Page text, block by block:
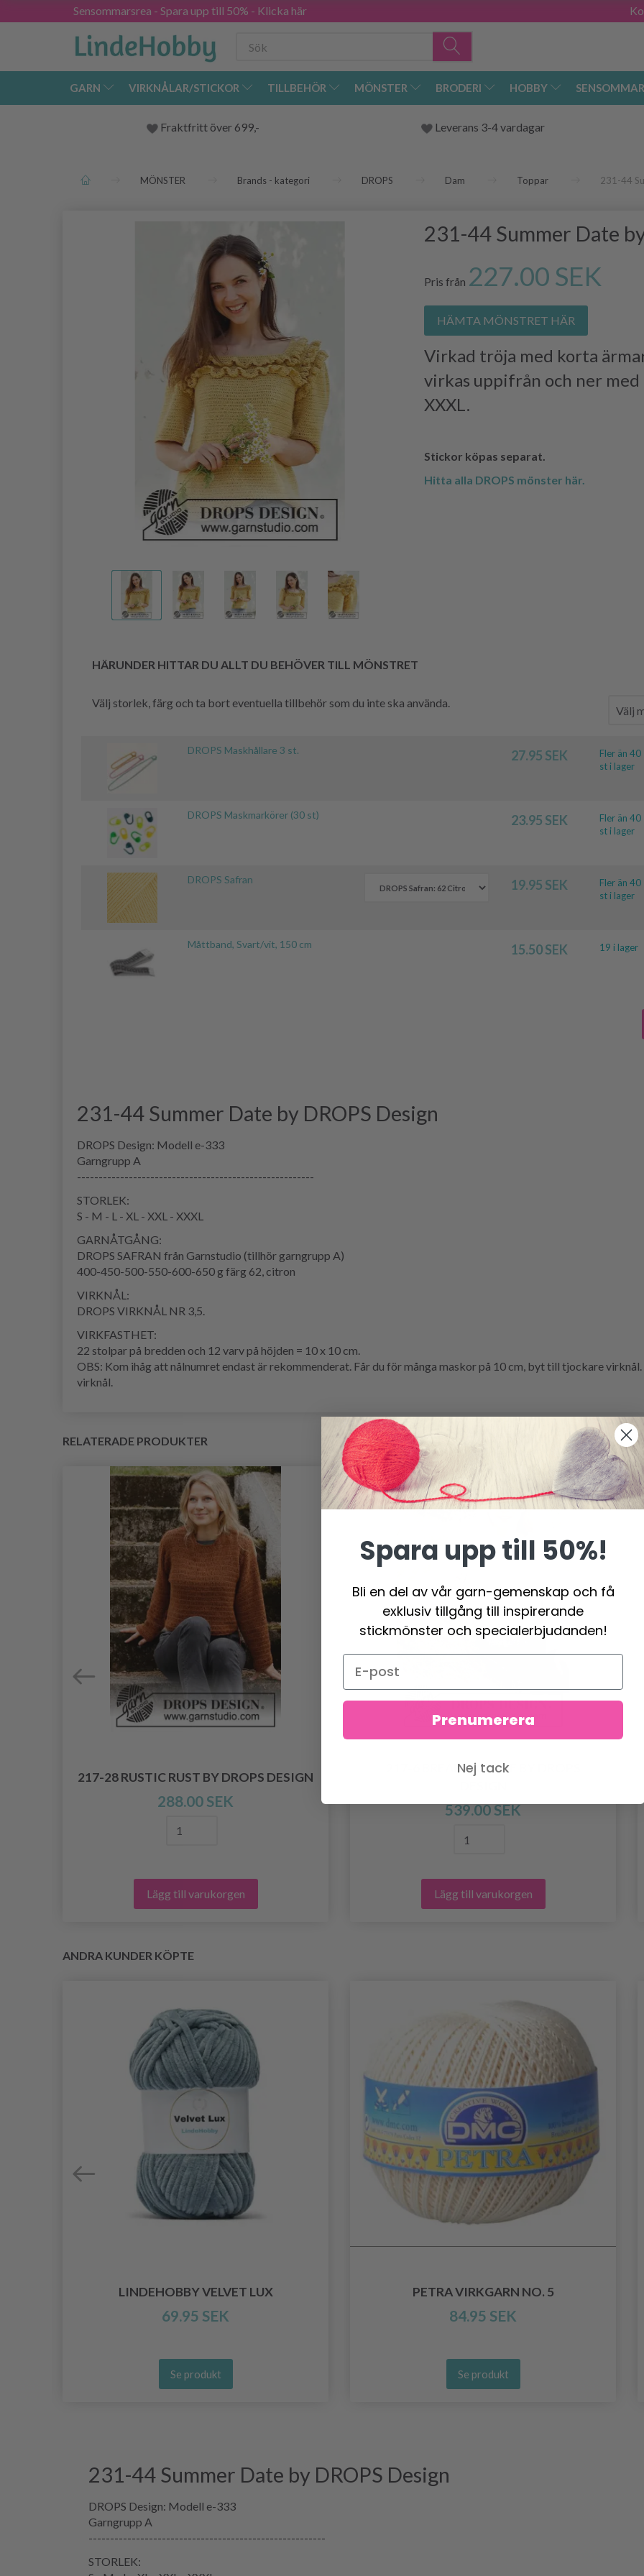
Sensommarsrea - Spara upp till 50% - Klicka här
GARN VIRKNÅLAR/STICKOR TILLBEHÖR MÖNSTER BRODERI HOBBY
Fraktfritt över 699,- Leverans 3-4 vardagar
MÖNSTER Brands - kategori DROPS Dam Toppar 231-44
231-44 Summer Date
Pris från 227.00 SEK
HÄMTA MÖNSTRET HÄR
Virkad tröja med korta
virkas uppifrån och ner med
XXXL.
Stickor köpas separat.
Hitta alla DROPS mönster här.
HÄRUNDER HITTAR DU ALLT DU BEHÖVER TILL MÖNSTRET
Välj storlek, färg och ta bort eventuella tillbehör som du inte ska använda.
DROPS Maskhållare 3 st. 27.95 SEK
Fler än 40
st i lager
DROPS Maskmarkörer (30 st) 23.95 SEK
Fler än 40
st i lager
DROPS Safran 19.95 SEK
Fler än 40
st i lager
Måttband, Svart/vit, 150 cm 15.50 SEK 19 i lager
231-44 Summer Date by DROPS Design
DROPS Design: Modell e-333
Garngrupp A
-------------------------------------------------------
STORLEK:
S - M - L - XL - XXL - XXXL
GARNÅTGÅNG:
DROPS SAFRAN från Garnstudio (tillhör garngrupp A)
400-450-500-550-600-650 g färg 62, citron
VIRKNÅL:
DROPS VIRKNÅL NR 3,5.
VIRKFASTHET:
22 stolpar på bredden och 12 varv på höjden = 10 x 10 cm.
OBS: Kom ihåg att nålnumret endast är rekommenderat. Får du för många maskor på 10 cm, byt till tjockare
virknål.
RELATERADE PRODUKTER
217-28 RUSTIC RUST BY DROPS DESIGN
288.00 SEK
Lägg till varukorgen
217-6 BREAKING FREE BY DROPS
539.00 SEK
Lägg till varukorgen
ANDRA KUNDER KÖPTE
LINDEHOBBY VELVET LUX
69.95 SEK
Se produkt
PETRA VIRKGARN NO. 5
84.95 SEK
Se produkt
231-44 Summer Date by DROPS Design
DROPS Design: Modell e-333
Garngrupp A
-------------------------------------------------------
STORLEK:
Spara upp till 50%!
Bli en del av vår garn-gemenskap och få
exklusiv tillgång till inspirerande
stickmönster och specialerbjudanden!
Prenumerera
Nej tack